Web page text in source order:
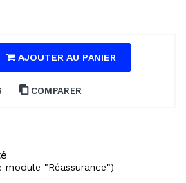
AJOUTER AU PANIER
COMPARER
"Réassurance")